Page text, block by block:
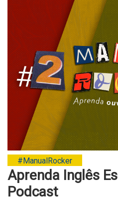
#ManualRocker
Aprenda Inglês
Podcast